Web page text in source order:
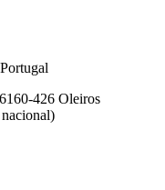
426 Oleiros